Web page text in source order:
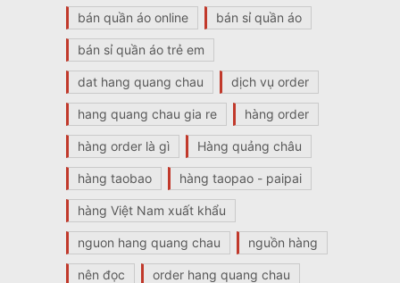
bán quần áo online bán sỉ quần áo
bán sỉ quần áo trẻ em
dat hang quang chau dịch vụ order
hang quang chau gia re hàng order
hàng order là gì Hàng quảng châu
hàng taobao hàng taopao - paipai
hàng Việt Nam xuất khẩu
nguon hang quang chau nguồn hàng
nên đọc order hang quang chau